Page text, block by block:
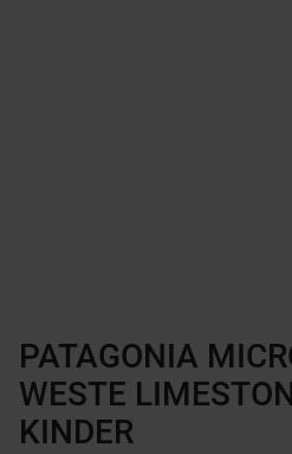
PATAGONIA
WESTE
KINDER